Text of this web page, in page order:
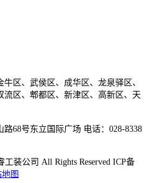
区、武侯区、成华区、龙泉驿区、
流区、郫都区、新津区、高新区、天
68号东立国际广场 电话：028-8338
装公司 All Rights Reserved ICP备
地图